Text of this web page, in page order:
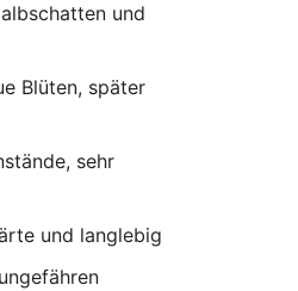
und
Blüten, später
sehr
und langlebig